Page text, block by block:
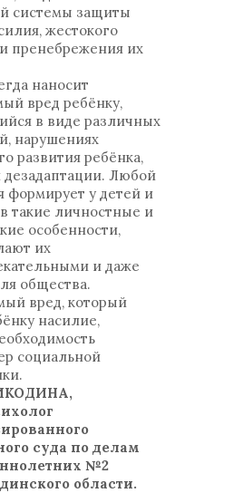
системы защиты
жестокого
пренебрежения их
наносит
вред ребёнку,
в виде различных
нарушениях
развития ребёнка,
дезадаптации. Любой
формирует у детей и
такие личностные и
особенности,
их
и даже
общества.
вред, который
насилие,
социальной
суда по делам
№2
области.